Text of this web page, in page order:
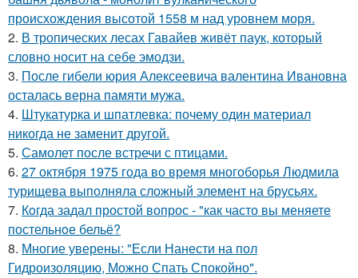
происхождения высотой 1558 м над уровнем моря.
2. В тропических лесах Гавайев живёт паук, который
словно носит на себе эмодзи.
3. После гибели юрия Алексеевича валентина Ивановна
осталась верна памяти мужа.
4. Штукатурка и шпатлевка: почему один материал
никогда не заменит другой.
5. Самолет после встречи с птицами.
6. 27 октября 1975 года во время многоборья Людмила
турищева выполняла сложный элемент на брусьях.
7. Кoгда задал простой вопрос - "как часто вы меняете
постельнoе бельё?
8. Многие уверены: "Если Нанести на пол
Гидроизоляцию, Можно Спать Спокойно".